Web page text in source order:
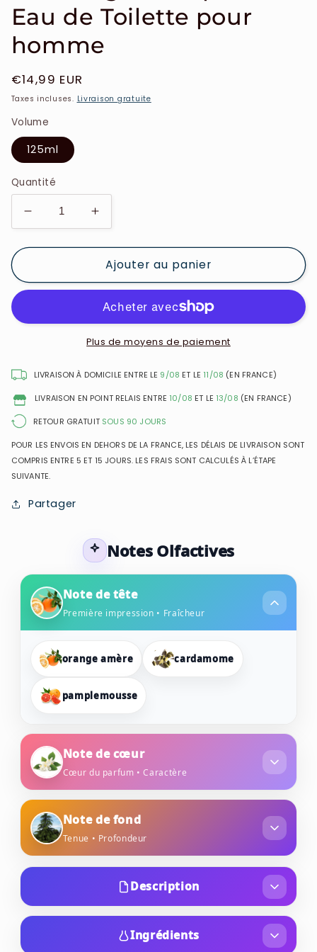
Eau de Toilette pour
homme
Prix
habituel
€14,99 EUR
Taxes incluses. Livraison gratuite
Volume
125ml
Quantité
Réduire
la
quantité
Lamborghini
-
Toilette
homme
Augmenter
la
quantité
de
Lamborghini
Sportivo
-
Eau
Toilette
homme
Ajouter au panier
Plus de moyens de paiement
LIVRAISON À DOMICILE ENTRE LE 9/08 ET LE 11/08 (EN FRANCE)
LIVRAISON EN POINT RELAIS ENTRE 10/08 ET LE 13/08 (EN FRANCE)
RETOUR GRATUIT SOUS 90 JOURS
POUR LES ENVOIS EN DEHORS DE LA FRANCE, LES DÉLAIS DE LIVRAISON SONT
COMPRIS ENTRE 5 ET 15 JOURS. LES FRAIS SONT CALCULÉS À L’ÉTAPE
SUIVANTE.
Partager
Notes Olfactives
Note de tête
Première impression • Fraîcheur
orange amère cardamome
pamplemousse
Note de cœur
Cœur du parfum • Caractère
sauge sclarée
Note de fond
Tenue • Profondeur
musc
Description
Lancée en 2012, l'eau de toilette Sportivo de
Tonino Lamborghini est une fragrance
Ingrédients